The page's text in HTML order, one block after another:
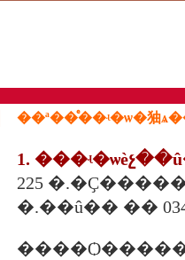
��ª��ͤ��ʵ�ѡ�㹨
1.
225
�.��û�� �� 034-